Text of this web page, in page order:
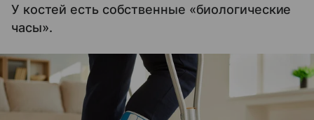
У костей есть собственные «биологические
часы».